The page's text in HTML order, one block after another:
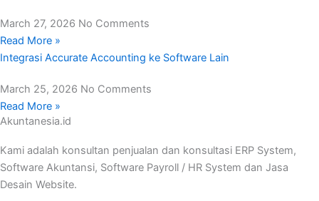
March 27, 2026 No Comments
Read More »
Integrasi Accurate Accounting ke Software Lain
March 25, 2026 No Comments
Read More »
Akuntanesia.id
Kami adalah konsultan penjualan dan konsultasi ERP System,
Software Akuntansi, Software Payroll / HR System dan Jasa
Desain Website.